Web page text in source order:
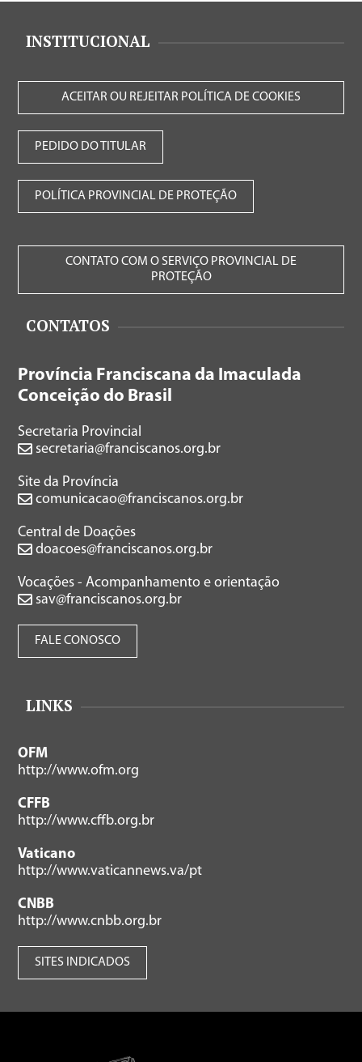
INSTITUCIONAL
ACEITAR OU REJEITAR POLÍTICA DE COOKIES
PEDIDO DO TITULAR
POLÍTICA PROVINCIAL DE PROTEÇÃO
CONTATO COM O SERVIÇO PROVINCIAL DE
PROTEÇÃO
CONTATOS
Província Franciscana da Imaculada
Conceição do Brasil
Secretaria Provincial
secretaria@franciscanos.org.br
Site da Província
comunicacao@franciscanos.org.br
Central de Doações
doacoes@franciscanos.org.br
Vocações - Acompanhamento e orientação
sav@franciscanos.org.br
FALE CONOSCO
LINKS
OFM
http://www.ofm.org
CFFB
http://www.cffb.org.br
Vaticano
http://www.vaticannews.va/pt
CNBB
http://www.cnbb.org.br
SITES INDICADOS